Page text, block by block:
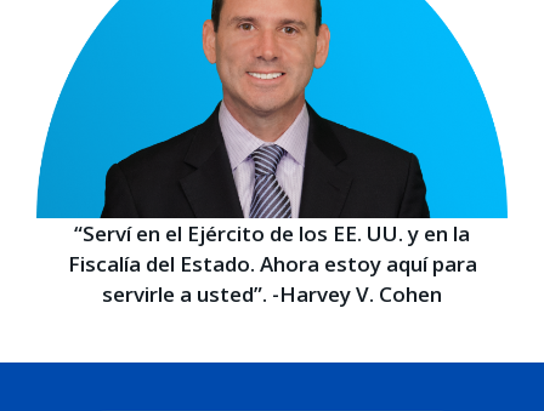
“Serví en el Ejército de los EE. UU. y en la
Fiscalía del Estado. Ahora estoy aquí para
servirle a usted”. -Harvey V. Cohen